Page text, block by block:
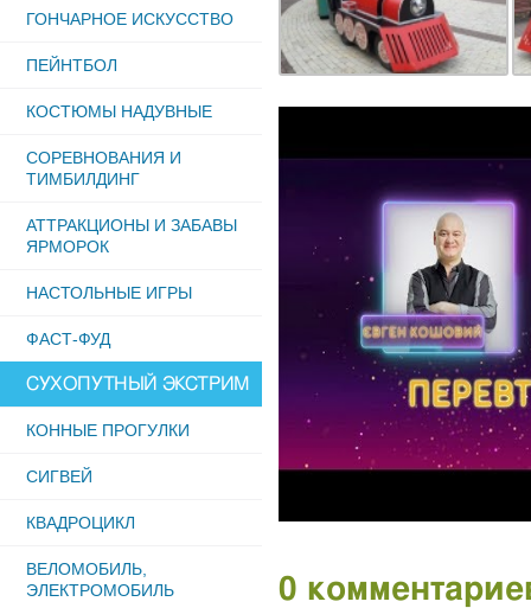
ГОНЧАРНОЕ ИСКУССТВО
ПЕЙНТБОЛ
КОСТЮМЫ НАДУВНЫЕ
СОРЕВНОВАНИЯ И
ТИМБИЛДИНГ
АТТРАКЦИОНЫ И ЗАБАВЫ
ЯРМОРОК
НАСТОЛЬНЫЕ ИГРЫ
ФАСТ-ФУД
СУХОПУТНЫЙ ЭКСТРИМ
КОННЫЕ ПРОГУЛКИ
СИГВЕЙ
КВАДРОЦИКЛ
ВЕЛОМОБИЛЬ,
ЭЛЕКТРОМОБИЛЬ
0